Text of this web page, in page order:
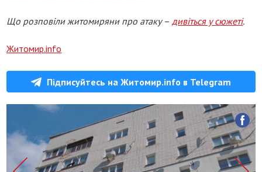
Що розповіли житомиряни про атаку – дивіться у сюжеті.
Житомир.info
Підписуйтесь на Житомир.info в Telegram